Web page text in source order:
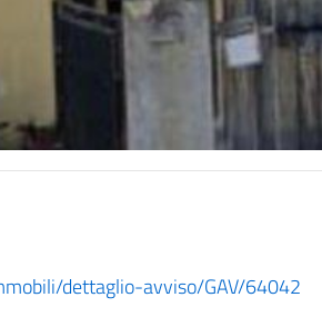
dettaglio-avviso/GAV/64042